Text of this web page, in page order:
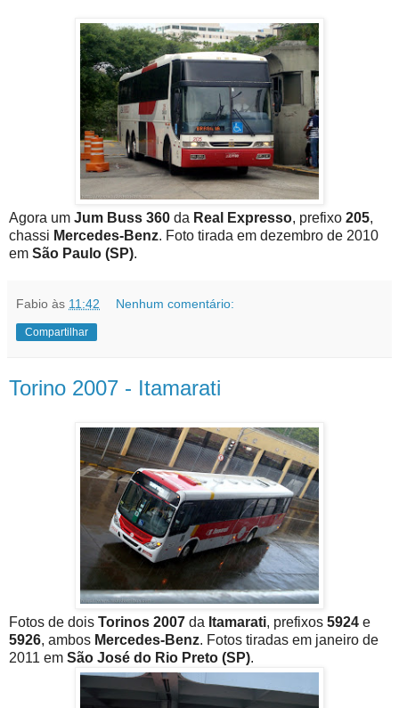
Agora um Jum Buss 360 da Real Expresso, prefixo 205,
chassi Mercedes-Benz. Foto tirada em dezembro de 2010
em São Paulo (SP).
Fabio às 11:42 Nenhum comentário:
Compartilhar
Torino 2007 - Itamarati
Fotos de dois Torinos 2007 da Itamarati, prefixos 5924 e
5926, ambos Mercedes-Benz. Fotos tiradas em janeiro de
2011 em São José do Rio Preto (SP).